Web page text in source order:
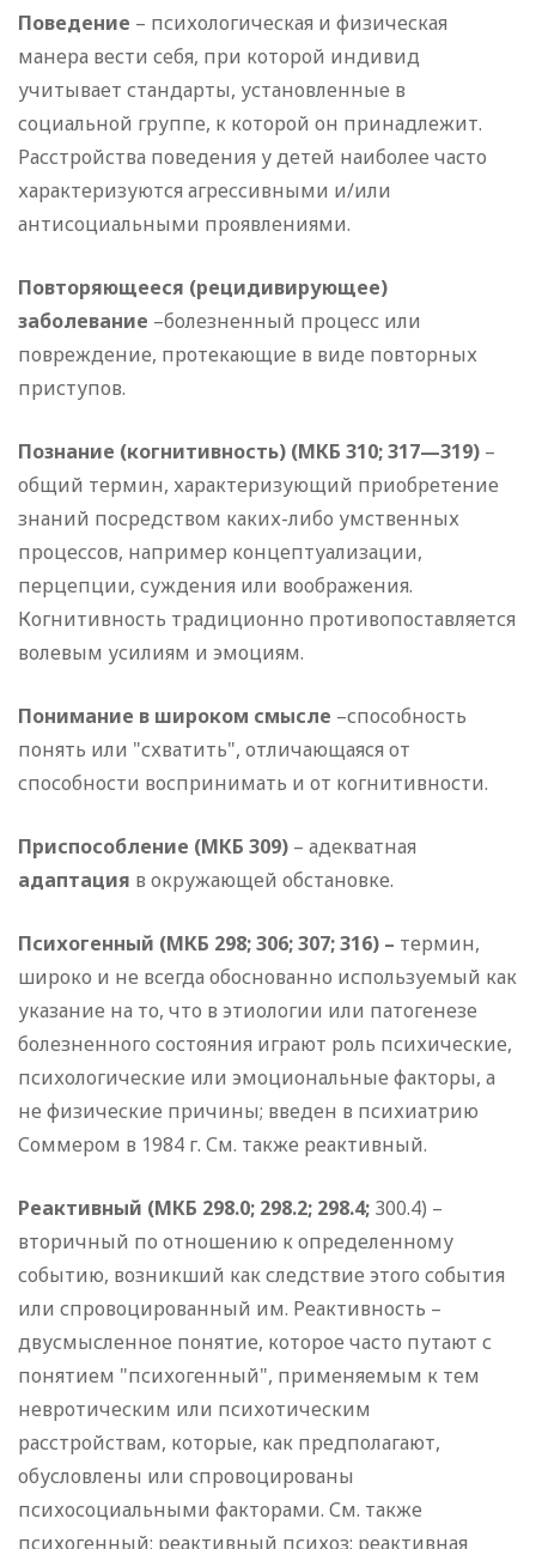
Поведение – психологическая и физическая
манера вести себя, при которой индивид
учитывает стандарты, установленные в
социальной группе, к которой он принадлежит.
Расстройства поведения у детей наиболее часто
характеризуются агрессивными и/или
антисоциальными проявлениями.
Повторяющееся (рецидивирующее)
заболевание –болезненный процесс или
повреждение, протекающие в виде повторных
приступов.
Познание (когнитивность) (МКБ 310; 317—319) –
общий термин, характеризующий приобретение
знаний посредством каких-либо умственных
процессов, например концептуализации,
перцепции, суждения или воображения.
Когнитивность традиционно противопоставляется
волевым усилиям и эмоциям.
Понимание в широком смысле –способность
понять или "схватить", отличающаяся от
способности воспринимать и от когнитивности.
Приспособление (МКБ 309) – адекватная
адаптация в окружающей обстановке.
Психогенный (МКБ 298; 306; 307; 316) – термин,
широко и не всегда обоснованно используемый как
указание на то, что в этиологии или патогенезе
болезненного состояния играют роль психические,
психологические или эмоциональные факторы, а
не физические причины; введен в психиатрию
Соммером в 1984 г. См. также реактивный.
Реактивный (МКБ 298.0; 298.2; 298.4; 300.4) –
вторичный по отношению к определенному
событию, возникший как следствие этого события
или спровоцированный им. Реактивность –
двусмысленное понятие, которое часто путают с
понятием "психогенный", применяемым к тем
невротическим или психотическим
расстройствам, которые, как предполагают,
обусловлены или спровоцированы
психосоциальными факторами. См. также
психогенный; реактивный психоз: реактивная